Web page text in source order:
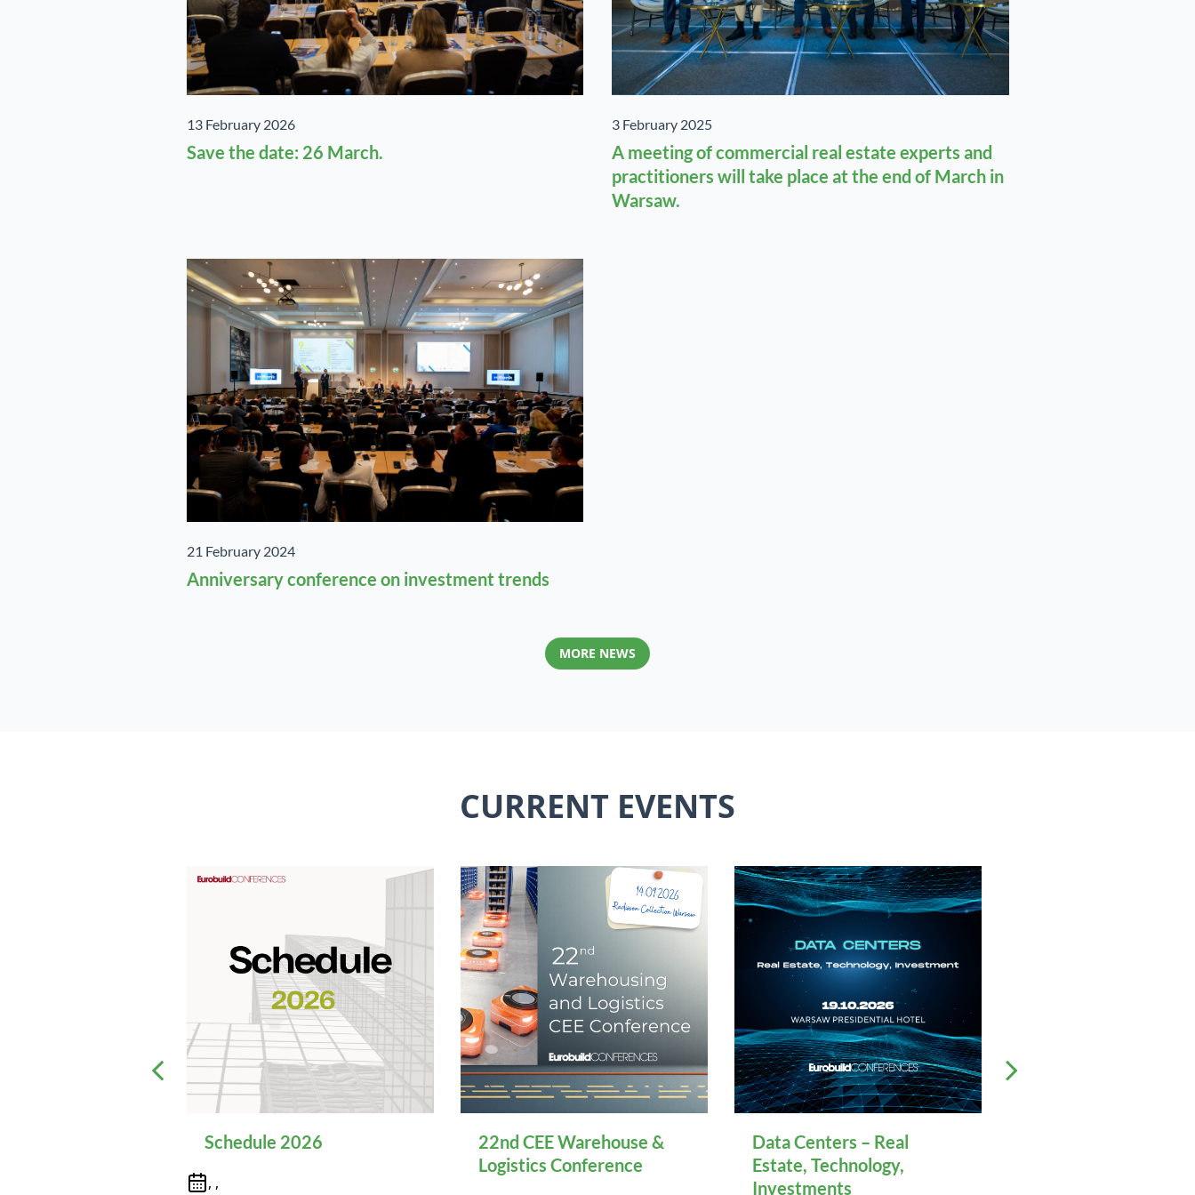
13 February 2026
Save the date: 26 March.
3 February 2025
A meeting of commercial real estate experts and
practitioners will take place at the end of March in
Warsaw.
21 February 2024
Anniversary conference on investment trends
MORE NEWS
CURRENT EVENTS
Schedule 2026
, ,
22nd CEE Warehouse &
Logistics Conference
Data Centers – Real
Estate, Technology,
Investments